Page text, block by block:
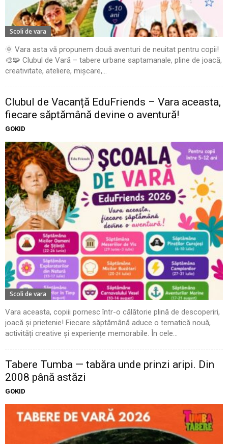
Scoli de vara
🌞 Vara asta vă propunem două aventuri de neuitat pentru copii!
🎨🧩 Clubul de Vară – tabere urbane saptamanale, pline de joacă,
creativitate, ateliere, mișcare,...
Clubul de Vacanță EduFriends – Vara aceasta,
fiecare săptămână devine o aventură!
GOKID
Scoli de vara
Vara aceasta, copiii pornesc într-o călătorie plină de descoperiri,
joacă și prietenie! Fiecare săptămână aduce o tematică nouă,
activități creative și experiențe memorabile. În cele...
Tabere Tumba — tabăra unde prinzi aripi. Din
2008 până astăzi
GOKID